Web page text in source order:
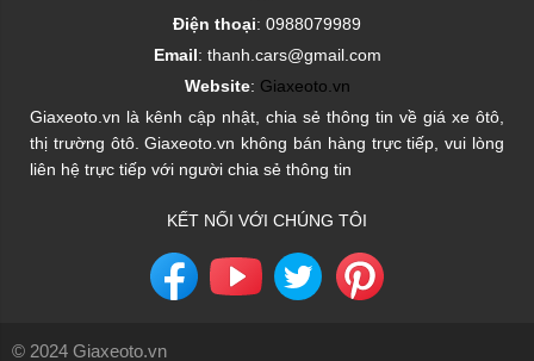
Điện thoại: 0988079989
Email: thanh.cars@gmail.com
Website: Giaxeoto.vn
Giaxeoto.vn là kênh cập nhật, chia sẻ thông tin về giá xe ôtô,
thị trường ôtô. Giaxeoto.vn không bán hàng trực tiếp, vui lòng
liên hệ trực tiếp với người chia sẻ thông tin
KẾT NỐI VỚI CHÚNG TÔI
© 2024 Giaxeoto.vn